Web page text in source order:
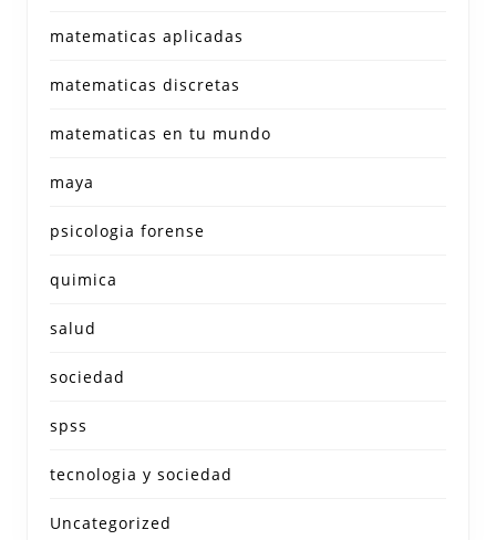
matematicas aplicadas
matematicas discretas
matematicas en tu mundo
maya
psicologia forense
quimica
salud
sociedad
spss
tecnologia y sociedad
Uncategorized